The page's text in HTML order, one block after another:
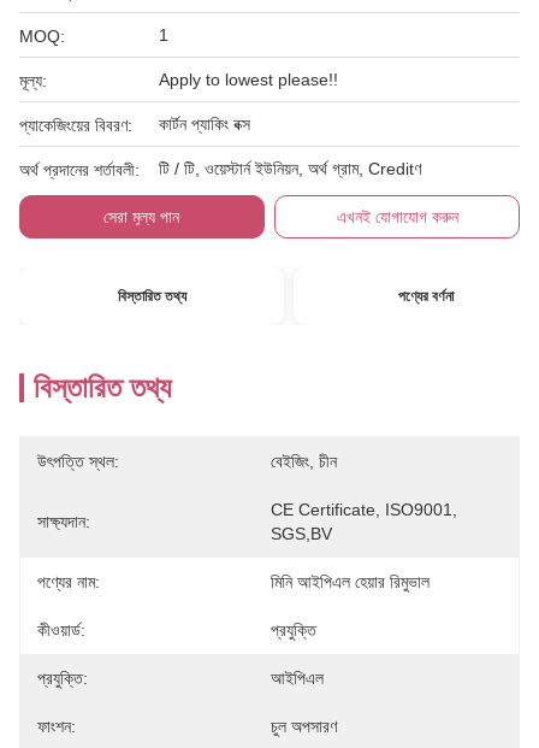
MOQ: 1
মূল্য: Apply to lowest please!!
প্যাকেজিংয়ের বিবরণ: কার্টন প্যাকিং বক্স
অর্থ প্রদানের শর্তাবলী: টি / টি, ওয়েস্টার্ন ইউনিয়ন, অর্থ গ্রাম, Creditণ
সেরা মূল্য পান এখনই যোগাযোগ করুন
বিস্তারিত তথ্য পণ্যের বর্ণনা
বিস্তারিত তথ্য
উৎপত্তি স্থল: বেইজিং, চীন
সাক্ষ্যদান:
CE Certificate, ISO9001,
SGS,BV
পণ্যের নাম: মিনি আইপিএল হেয়ার রিমুভাল
কীওয়ার্ড: প্রযুক্তি
প্রযুক্তি: আইপিএল
ফাংশন: চুল অপসারণ